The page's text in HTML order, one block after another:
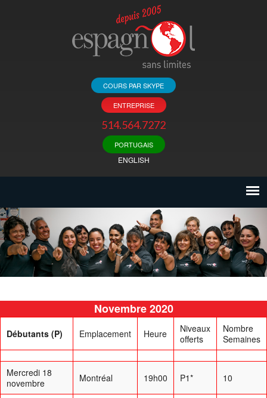
COURS PAR SKYPE
ENTREPRISE
514.564.7272
PORTUGAIS
ENGLISH
Novembre 2020
Débutants (P) Emplacement Heure
Niveaux
offerts
Nombre
Semaines
Mercredi 18
novembre
Montréal 19h00 P1* 10